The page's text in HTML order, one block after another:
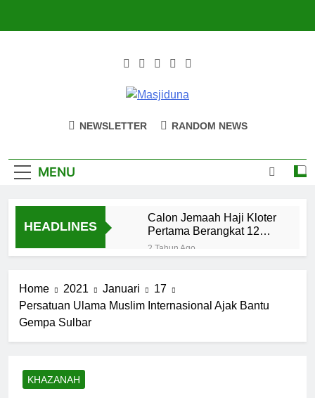
Masjiduna
NEWSLETTER RANDOM NEWS
MENU
HEADLINES
Calon Jemaah Haji Kloter
Pertama Berangkat 12
Mei, Hati-hati Suhu Panas
2 Tahun Ago
Kekerasan
Kampus dan
Santri MANPK
5 Bulan Ago
Home 2021 Januari
17
Persatuan Ulama Muslim Internasional Ajak Bantu
Gempa Sulbar
KHAZANAH